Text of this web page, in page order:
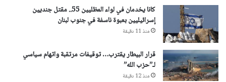
كانا يخدمان في لواء المظليين 55.. مقتل جنديين
إسرائيليين بعبوة ناسفة في جنوب لبنان
منذ 11 دقيقة
قرار البيطار يقترب… توقيفات مرتقبة واتهام سياسي
لـ”حزب الله”
منذ 12 دقيقة